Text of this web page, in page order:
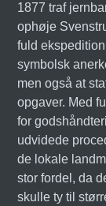
1877 traf
ophøje
fuld
symbolsk
men også at
opgaver. Med
for
udvidede
de lokale
stor fordel, da
skulle ty til